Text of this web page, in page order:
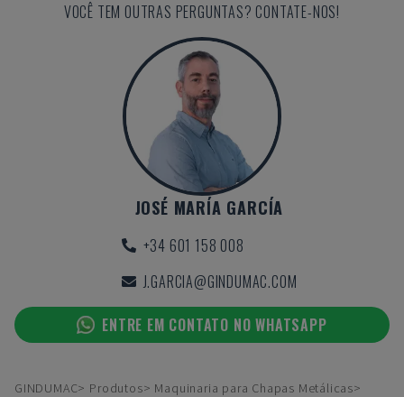
VOCÊ TEM OUTRAS PERGUNTAS? CONTATE-NOS!
JOSÉ MARÍA GARCÍA
+34 601 158 008
J.GARCIA@GINDUMAC.COM
ENTRE EM CONTATO NO WHATSAPP
GINDUMAC Produtos
Maquinaria para Chapas Metálicas